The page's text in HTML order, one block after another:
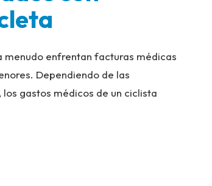
menudo enfrentan facturas médicas
Dependiendo de las
gastos médicos de un ciclista